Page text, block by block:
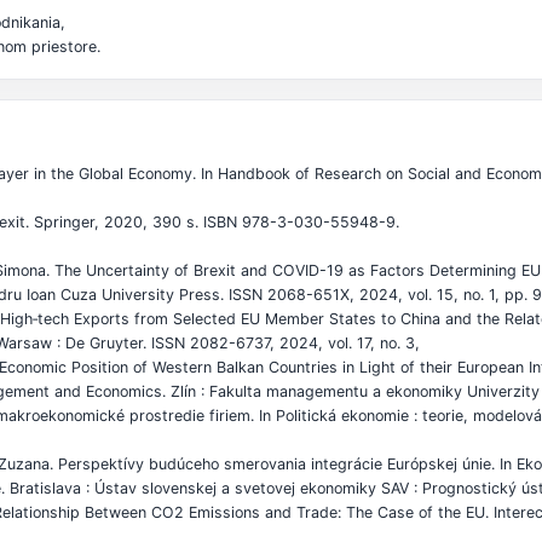
priestore.
in the Global Economy. In Handbook of Research on Social and
Springer, 2020, 390 s. ISBN 978-3-030-55948-9.
Simona. The Uncertainty of Brexit and COVID-19 as Factors Determining
Ioan Cuza University Press. ISSN 2068-651X, 2024, vol. 15, no. 1, pp.
Exports from Selected EU Member States to China and the
: De Gruyter. ISSN 2082-6737, 2024, vol. 17, no. 3,
Position of Western Balkan Countries in Light of their
and Economics. Zlín : Fakulta managementu a ekonomiky
prostredie firiem. In Politická ekonomie : teorie,
Perspektívy budúceho smerovania integrácie Európskej únie. In
: Ústav slovenskej a svetovej ekonomiky SAV : Prognostický
Between CO2 Emissions and Trade: The Case of the EU.